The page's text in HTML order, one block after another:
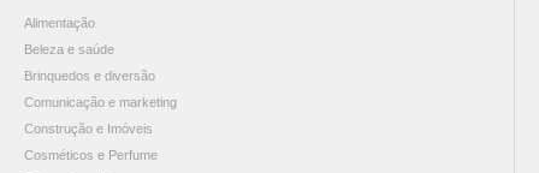
Alimentação
Beleza e saúde
Brinquedos e diversão
Comunicação e marketing
Construção e Imóveis
Cosméticos e Perfume